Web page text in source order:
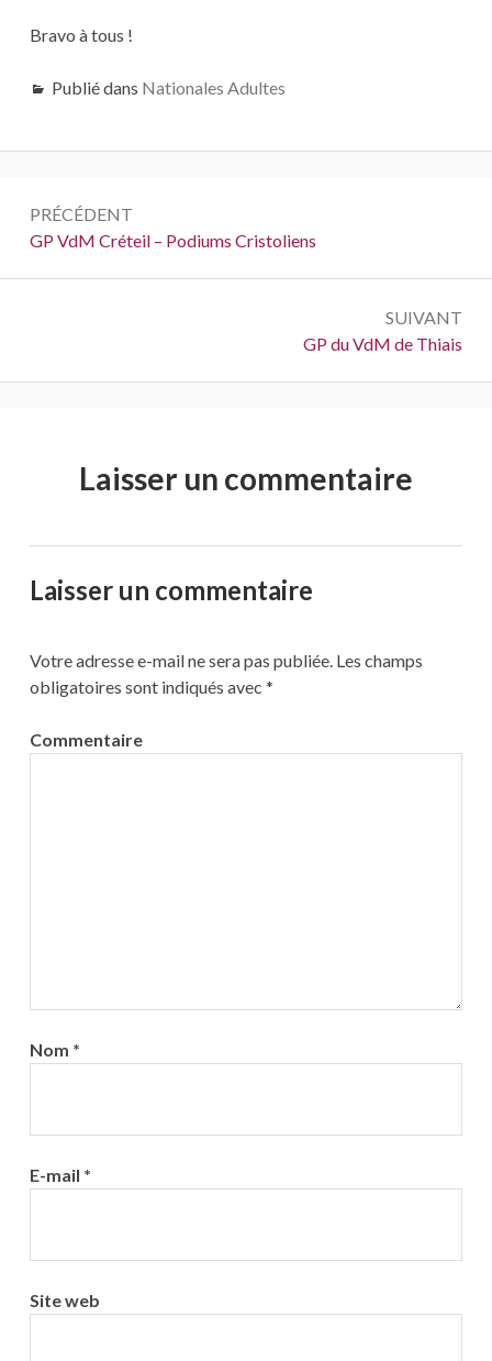
Bravo à tous !
Publié dans Nationales Adultes
Navigation
de
l’article
PRÉCÉDENT
Précédent :
GP VdM Créteil – Podiums Cristoliens
SUIVANT
Suivant :
GP du VdM de Thiais
Laisser un commentaire
Laisser un commentaire
Votre adresse e-mail ne sera pas publiée.Les champs
obligatoires sont indiqués avec *
Commentaire
Nom *
E-mail *
Site web